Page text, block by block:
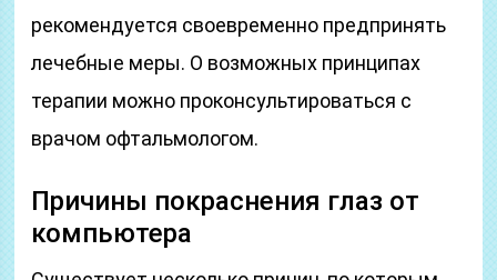
рекомендуется своевременно предпринять
лечебные меры. О возможных принципах
терапии можно проконсультироваться с
врачом офтальмологом.
Причины покраснения глаз от
компьютера